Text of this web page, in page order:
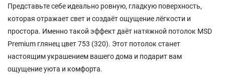
Представьте себе идеально ровную, гладкую поверхность,
которая отражает свет и создаёт ощущение лёгкости и
простора. Именно такой эффект даёт натяжной потолок MSD
Premium глянец цвет 753 (320). Этот потолок станет
настоящим украшением вашего дома и подарит вам
ощущение уюта и комфорта.